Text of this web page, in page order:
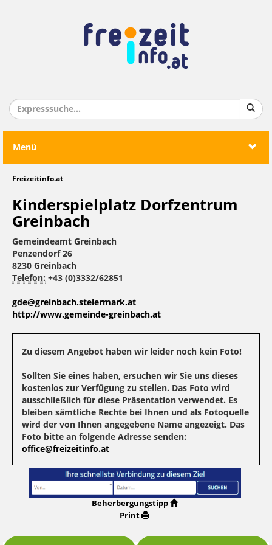
Menü
Freizeitinfo.at
Kinderspielplatz Dorfzentrum
Greinbach
Gemeindeamt Greinbach
Penzendorf 26
8230 Greinbach
Telefon: +43 (0)3332/62851
gde@greinbach.steiermark.at
http://www.gemeinde-greinbach.at
Zu diesem Angebot haben wir leider noch kein Foto!
Sollten Sie eines haben, ersuchen wir Sie uns dieses
kostenlos zur Verfügung zu stellen. Das Foto wird
ausschließlich für diese Präsentation verwendet. Es
bleiben sämtliche Rechte bei Ihnen und als Fotoquelle
wird der von Ihnen angegebene Name angezeigt. Das
Foto bitte an folgende Adresse senden:
office@freizeitinfo.at
Beherbergungstipp
Print